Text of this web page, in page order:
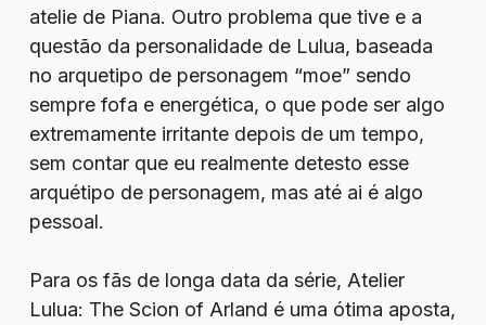
atelie de Piana. Outro problema que tive e a
questão da personalidade de Lulua, baseada
no arquetipo de personagem “moe” sendo
sempre fofa e energética, o que pode ser algo
extremamente irritante depois de um tempo,
sem contar que eu realmente detesto esse
arquétipo de personagem, mas até ai é algo
pessoal.
Para os fãs de longa data da série, Atelier
Lulua: The Scion of Arland é uma ótima aposta,